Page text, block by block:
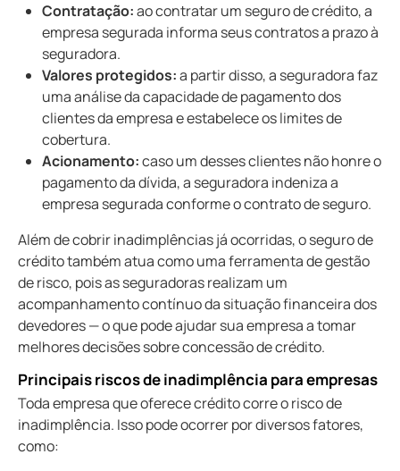
Contratação:ao contratar um seguro de crédito, a
empresa segurada informa seus contratos a prazo à
seguradora.
Valores protegidos:a partir disso, a seguradora faz
uma análise da capacidade de pagamento dos
clientes da empresa e estabelece os limites de
cobertura.
Acionamento:caso um desses clientes não honre o
pagamento da dívida, a seguradora indeniza a
empresa segurada conforme o contrato de seguro.
Além de cobrir inadimplências já ocorridas, o seguro de
crédito também atua como uma ferramenta de gestão
de risco, pois as seguradoras realizam um
acompanhamento contínuo da situação financeira dos
devedores — o que pode ajudar sua empresa a tomar
melhores decisões sobre concessão de crédito.
principais riscos de inadimplência para empresas
Toda empresa que oferece crédito corre o risco de
inadimplência. Isso pode ocorrer por diversos fatores,
como: